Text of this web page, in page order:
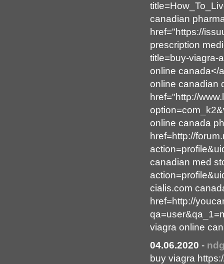
canadian
href="https://
prescription
title=buy-viagra-
online canada</
online canadian
href="http://
online canada
href=http://
canadian med
cialis.com
href=http://
viagra online
04.06.2020 -
buy viagra